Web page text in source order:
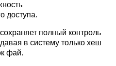
доступа.
полный контроль
в систему только хеш
фай.